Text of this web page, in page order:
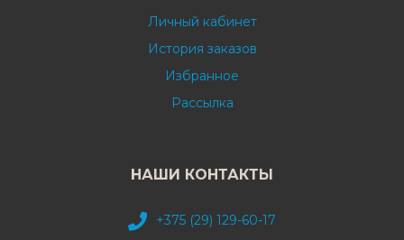
Личный кабинет
История заказов
Избранное
Рассылка
НАШИ КОНТАКТЫ
+375 (29) 129-60-17